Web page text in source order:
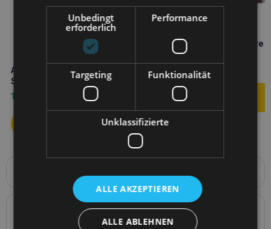
Amiplay Verstellbare Leine 8in1
Samba L Schwarz
16,10
Amiplay 7 in 1 verstellbare
BeHappy S Cherry
18,60
Verstellbare Leine 8in1 Samba S 200-400 x 1,5 cm
Details zur Konformität des Produkts mit den
Vorschriften: Produktverantwortung
Unbedingt
erforderlich
Performance
Targeting Funktionalität
Unklassifizierte
ALLE AKZEPTIEREN
ALLE ABLEHNEN